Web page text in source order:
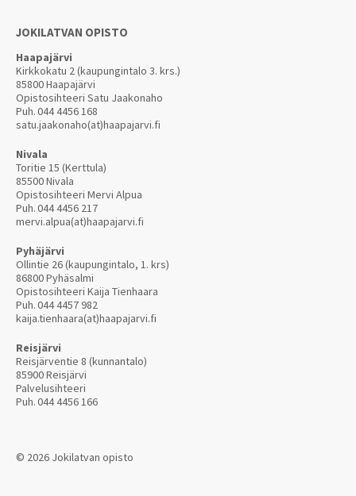
JOKILATVAN OPISTO
Haapajärvi
Kirkkokatu 2 (kaupungintalo 3. krs.)
85800 Haapajärvi
Opistosihteeri Satu Jaakonaho
Puh.044 4456 168
satu.jaakonaho(at)haapajarvi.fi
Nivala
Toritie 15 (Kerttula)
85500 Nivala
Opistosihteeri Mervi Alpua
Puh.044 4456 217
mervi.alpua(at)haapajarvi.fi
Pyhäjärvi
Ollintie 26 (kaupungintalo, 1. krs)
86800 Pyhäsalmi
Opistosihteeri Kaija Tienhaara
Puh.044 4457 982
kaija.tienhaara(at)haapajarvi.fi
Reisjärvi
Reisjärventie 8 (kunnantalo)
85900 Reisjärvi
Palvelusihteeri
Puh.044 4456 166
© 2026 Jokilatvan opisto